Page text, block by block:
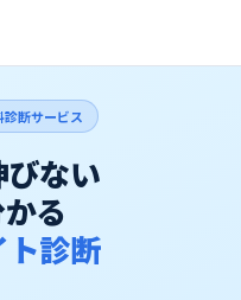
断サービス
びない
る
ト診断